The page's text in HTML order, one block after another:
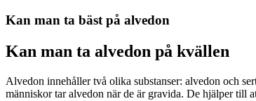
Kan man ta bäst på alvedon
Kan man ta alvedon på kvällen
Alvedon innehåller två olika substanser: alvedon och
människor tar alvedon när de är gravida. De hjälper till